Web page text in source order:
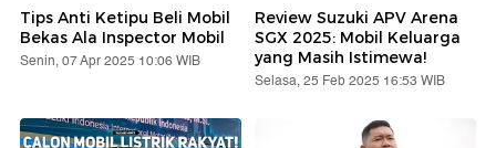
Tips Anti Ketipu Beli Mobil
Bekas Ala Inspector Mobil
Senin, 07 Apr 2025 10:06 WIB
Review Suzuki APV Arena
SGX 2025: Mobil Keluarga
yang Masih Istimewa!
Selasa, 25 Feb 2025 16:53 WIB